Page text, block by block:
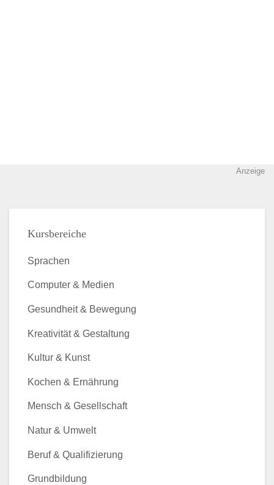
Anzeige
Kursbereiche
Sprachen
Computer & Medien
Gesundheit & Bewegung
Kreativität & Gestaltung
Kultur & Kunst
Kochen & Ernährung
Mensch & Gesellschaft
Natur & Umwelt
Beruf & Qualifizierung
Grundbildung